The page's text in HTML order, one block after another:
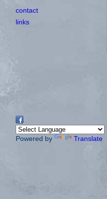
contact
links
Powered by Translate